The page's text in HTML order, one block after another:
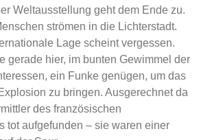
Weltausstellung geht dem Ende zu.
strömen in die Lichterstadt.
Lage scheint vergessen.
gerade hier, im bunten Gewimmel der
ein Funke genügen, um das
zu bringen. Ausgerechnet da
des französischen
tot aufgefunden – sie waren einer